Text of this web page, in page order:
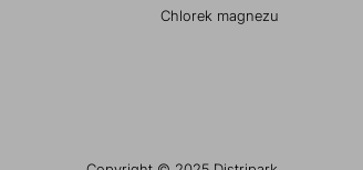
Chlorek magnezu